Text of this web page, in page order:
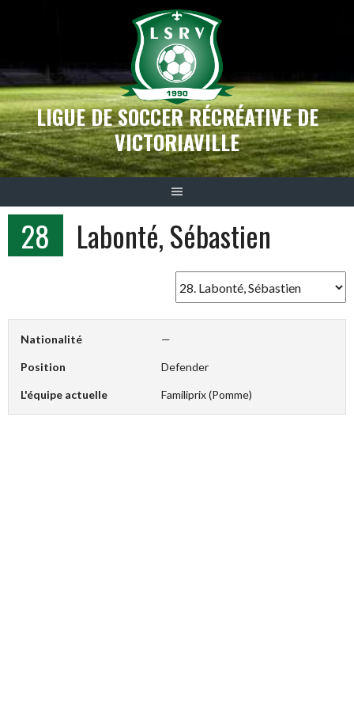
LIGUE DE SOCCER RÉCRÉATIVE DE
VICTORIAVILLE
28 Labonté, Sébastien
Nationalité —
Position Defender
L'équipe actuelle Familiprix (Pomme)